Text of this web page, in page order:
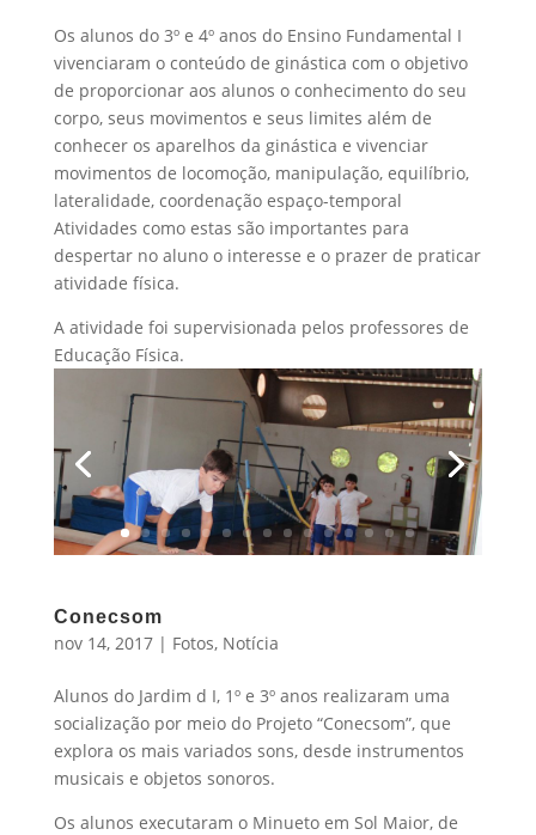
Os alunos do 3º e 4º anos do Ensino Fundamental I
vivenciaram o conteúdo de ginástica com o objetivo
de proporcionar aos alunos o conhecimento do seu
corpo, seus movimentos e seus limites além de
conhecer os aparelhos da ginástica e vivenciar
movimentos de locomoção, manipulação, equilíbrio,
lateralidade, coordenação espaço-temporal
Atividades como estas são importantes para
despertar no aluno o interesse e o prazer de praticar
atividade física.
A atividade foi supervisionada pelos professores de
Educação Física.
Conecsom
nov 14, 2017| Fotos, Notícia
Alunos do Jardim d I, 1º e 3º anos realizaram uma
socialização por meio do Projeto “Conecsom”, que
explora os mais variados sons, desde instrumentos
musicais e objetos sonoros.
Os alunos executaram o Minueto em Sol Maior, de